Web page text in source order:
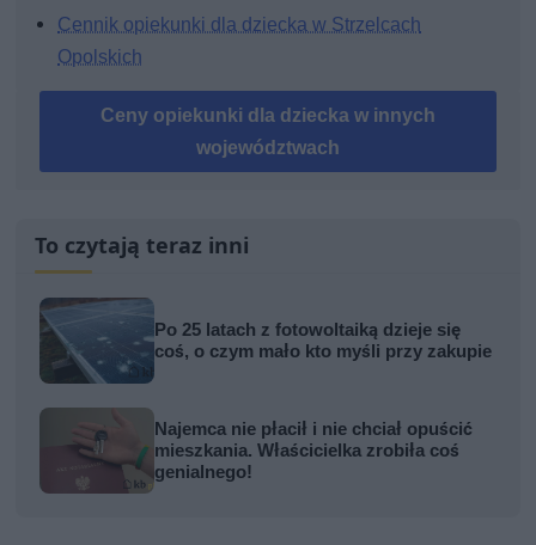
Cennik opiekunki dla dziecka w Strzelcach
Opolskich
Ceny opiekunki dla dziecka w innych
województwach
To czytają teraz inni
Po 25 latach z fotowoltaiką dzieje się
coś, o czym mało kto myśli przy zakupie
Najemca nie płacił i nie chciał opuścić
mieszkania. Właścicielka zrobiła coś
genialnego!